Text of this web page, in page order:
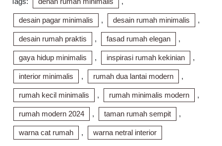
desain pagar minimalis , desain rumah minimalis ,
desain rumah praktis , fasad rumah elegan ,
gaya hidup minimalis , inspirasi rumah kekinian ,
interior minimalis , rumah dua lantai modern ,
rumah kecil minimalis , rumah minimalis modern ,
rumah modern 2024 , taman rumah sempit ,
warna cat rumah , warna netral interior